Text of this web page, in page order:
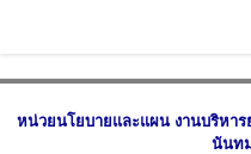
หน่วยนโยบายและแผน งานบริหา
นันท